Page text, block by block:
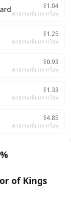
$1.04
ค่าธรรมเนียมการโอน
$1.25
ค่าธรรมเนียมการโอน
$0.93
ค่าธรรมเนียมการโอน
$1.33
ค่าธรรมเนียมการโอน
$4.85
ค่าธรรมเนียมการโอน
of Kings